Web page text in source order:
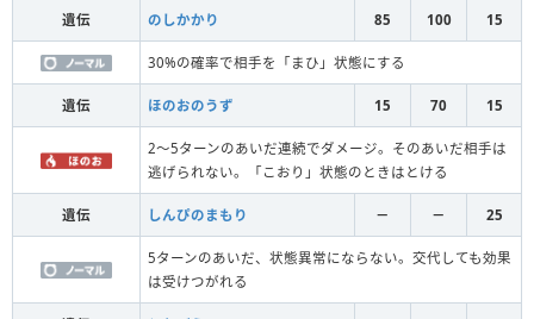
遺伝 のしかかり 85 100 15
30%の確率で相手を「まひ」状態にする
遺伝 ほのおのうず 15 70 15
2～5ターンのあいだ連続でダメージ。そのあいだ相手は
逃げられない。「こおり」状態のときはとける
遺伝 しんぴのまもり － － 25
5ターンのあいだ、状態異常にならない。交代しても効果
は受けつがれる